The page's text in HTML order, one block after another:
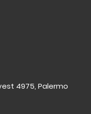
4975, Palermo